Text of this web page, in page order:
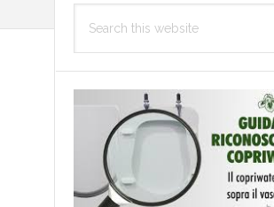
this